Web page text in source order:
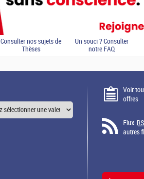
Consulter nos sujets de
Thèses
Un souci ? Consulter
notre FAQ
Voir
offres
Flux
autres